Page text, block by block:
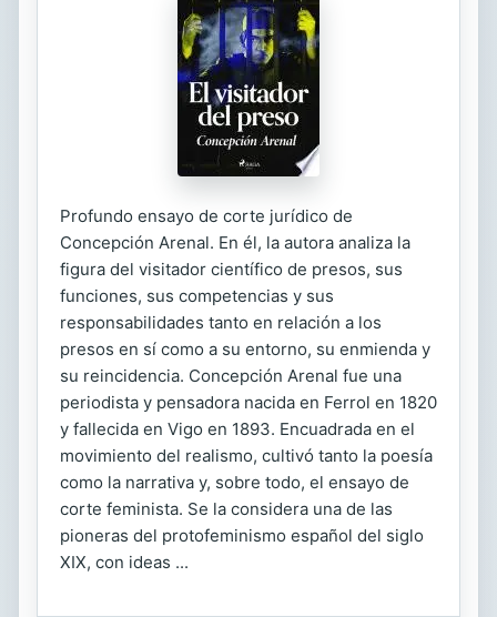
Profundo ensayo de corte jurídico de
Concepción Arenal. En él, la autora analiza la
figura del visitador científico de presos, sus
funciones, sus competencias y sus
responsabilidades tanto en relación a los
presos en sí como a su entorno, su enmienda y
su reincidencia. Concepción Arenal fue una
periodista y pensadora nacida en Ferrol en 1820
y fallecida en Vigo en 1893. Encuadrada en el
movimiento del realismo, cultivó tanto la poesía
como la narrativa y, sobre todo, el ensayo de
corte feminista. Se la considera una de las
pioneras del protofeminismo español del siglo
XIX, con ideas ...